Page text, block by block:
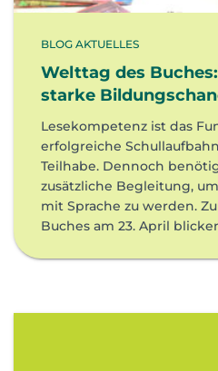
BLOG AKTUELLES
Welttag des
starke
Lesekompetenz ist das
erfolgreiche
Teilhabe. Dennoch
zusätzliche Begleitung,
mit Sprache zu werden.
Buches am 23. April